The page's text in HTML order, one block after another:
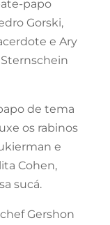
papo
Gorski,
e Ary
de tema
os rabinos
e
Cohen,
sucá.
Gershon